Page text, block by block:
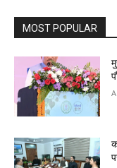
MOST POPULAR